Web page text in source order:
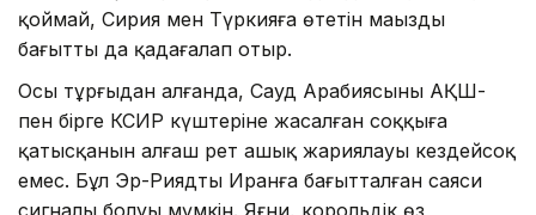
қоймай, Сирия мен Түркияға өтетін маңызды
бағытты да қадағалап отыр.
Осы тұрғыдан алғанда, Сауд Арабиясының АҚШ-
пен бірге КСИР күштеріне жасалған соққыға
қатысқанын алғаш рет ашық жариялауы кездейсоқ
емес. Бұл Эр-Риядтың Иранға бағытталған саяси